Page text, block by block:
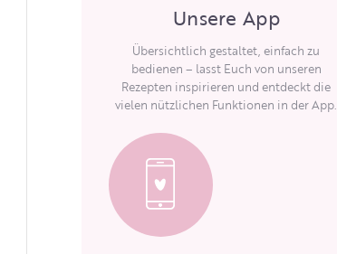
Unsere App
Übersichtlich gestaltet, einfach zu
bedienen – lasst Euch von unseren
Rezepten inspirieren und entdeckt die
vielen nützlichen Funktionen in der App.